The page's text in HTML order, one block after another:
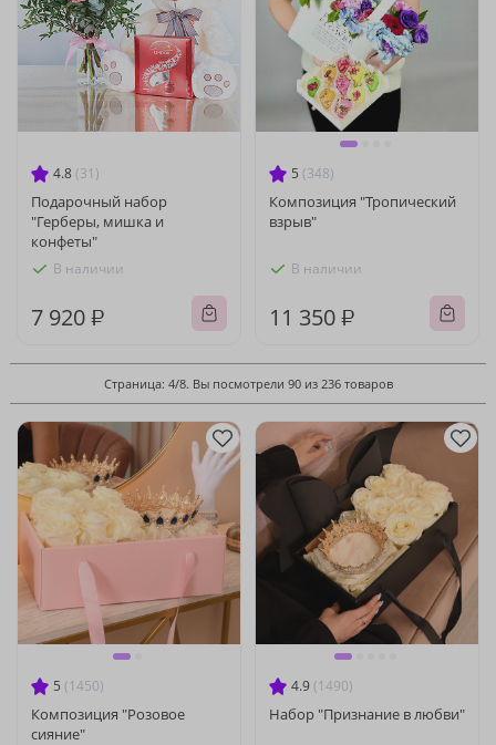
4.8 (31)
Подарочный набор
"Герберы, мишка и
конфеты"
В наличии
7 920 ₽
5 (348)
Композиция "Тропический
взрыв"
В наличии
11 350 ₽
Страница: 4/8. Вы посмотрели 90 из 236 товаров
5 (1450)
Композиция "Розовое
сияние"
4.9 (1490)
Набор "Признание в любви"